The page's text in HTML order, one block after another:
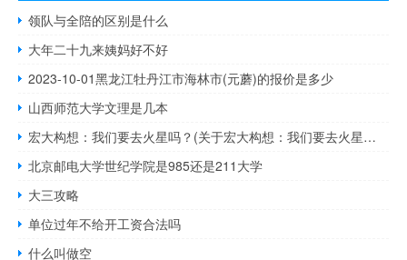
领队与全陪的区别是什么
大年二十九来姨妈好不好
2023-10-01黑龙江牡丹江市海林市(元蘑)的报价是多少
山西师范大学文理是几本
宏大构想：我们要去火星吗？(关于宏大构想：我们要去火星吗？简述)
北京邮电大学世纪学院是985还是211大学
大三攻略
单位过年不给开工资合法吗
什么叫做空